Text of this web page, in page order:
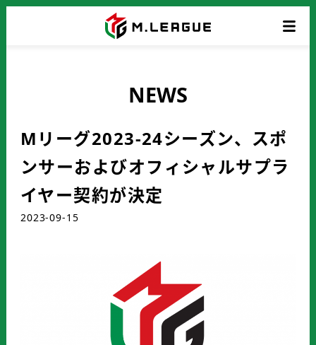
NEWS
Mリーグ2023-24シーズン、スポ
ンサーおよびオフィシャルサプラ
イヤー契約が決定
2023-09-15